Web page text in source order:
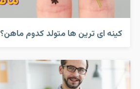
کینه ای ترین ها متولد کدوم ماهن؟